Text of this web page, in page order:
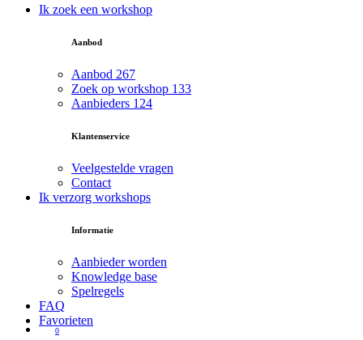
Ik zoek een workshop
Aanbod
Aanbod 267
Zoek op workshop 133
Aanbieders 124
Klantenservice
Veelgestelde vragen
Contact
Ik verzorg workshops
Informatie
Aanbieder worden
Knowledge base
Spelregels
FAQ
Favorieten
0